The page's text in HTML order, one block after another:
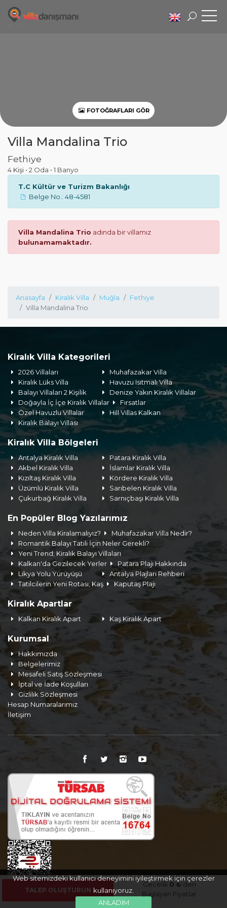
FOTOĞRAFLARI GÖR
Villa Mandalina Trio
Fethiye
4 Kişi • 2 Oda • 1 Banyo
T.C Kültür ve Turizm Bakanlığı
Belge No.: 48-4581
Villa Mandalina Trio adında bir villamız
bulunamamaktadır.
Anasayfa Kiralık Villa Muğla
Fethiye
Villa Mandalina Trio
Kiralık Villa Kategorileri
2026 Villaları
Muhafazakar Villa
Kiralık Lüks Villa
Havuzu Isıtmalı Villa
Balayı Villaları 2 Kişilik
Denize Yakın Kiralık Villalar
Doğayla İç İçe Kiralık Villalar
Fırsatlar
Özel Havuzlu Villalar
Hill Villas Kalkan
Kiralık Balayı Villası
Kiralık Villa Bölgeleri
Antalya Kiralık Villa
Patara Kiralık Villa
Akbel Kiralık Villa
İslamlar Kiralık Villa
Kızıltaş Kiralık Villa
Kördere Kiralık Villa
Üzümlü Kiralık Villa
Sarıbelen Kiralık Villa
Çukurbağ Kiralık Villa
Sarnıçbaşı Kiralık Villa
En Popüler Blog Yazılarımız
Neden Villa Kiralamalıyız?
Muhafazakar Villa Nedir?
Romantik Balayı Tatili İçin Neler Gerekli?
Yeni Trend; Kiralık Balayı Villaları
Kalkan'da Gezilecek Yerler
Patara Plajı Hakkında
Likya Yolu Yürüyüşü
Antalya Plajları Rehberi
Tatilcilerin Yeni Rotası; Kaş
Kaputaş Plajı
Kiralık Apartlar
Kalkan Kiralık Apart Kaş Kiralık Apart
Kurumsal
Hakkımızda
Belgelerimiz
Mesafeli Satış Sözleşmesi
İptal ve İade Koşulları
Gizlilik Sözleşmesi
Hesap Numaralarımız
İletişim
Web sitemizdeki kullanıcı deneyimini iyileştirmek için çerezler
kullanıyoruz.
ANLADIM
TALEP OLUŞTURUN
Gecelik 0 ₺'den
Başlayan Fiyatlar